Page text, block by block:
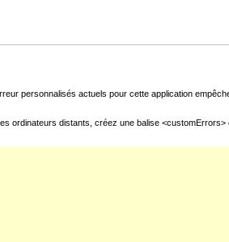
personnalisés actuels pour cette application
ordinateurs distants, créez une balise